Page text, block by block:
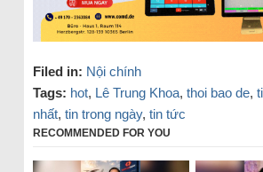
Filed in: Nội chính
Tags: hot, Lê Trung Khoa, thoi bao de,
nhất, tin trong ngày, tin tức
RECOMMENDED FOR YOU